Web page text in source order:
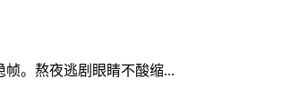
。熬夜逃剧眼睛不酸缩...